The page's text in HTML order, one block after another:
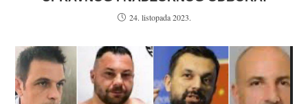
24. listopada 2023.